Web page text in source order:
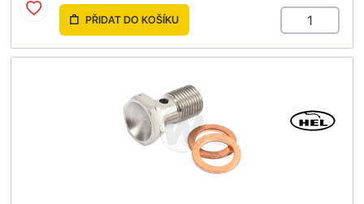
PŘIDAT DO KOŠÍKU